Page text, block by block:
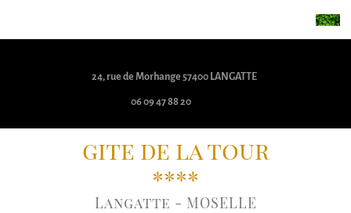
24, rue de Morhange 57400 LANGATTE
06 09 47 88 20
gite de la tour
****
Langatte - MOSELLE